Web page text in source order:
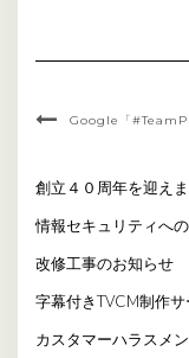
Google「
創立４０周年を迎え
情報セキュリティへ
改修工事のお知らせ
字幕付きTVCM制作
カスタマーハラスメ